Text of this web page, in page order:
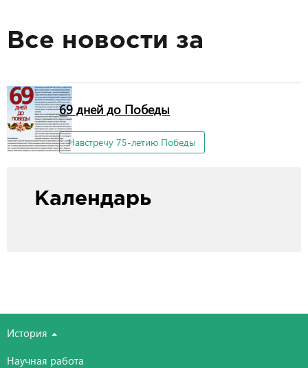
Все новости за
69 дней до Победы
Навстречу 75-летию Победы
Календарь
История
Научная работа